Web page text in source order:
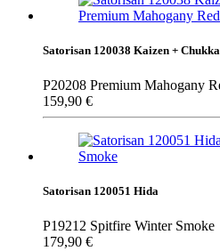
Satorisan 120038 Kaizen + Chukka
P20208 Premium Mahogany
159,90 €
Satorisan 120051 Hida
P19212 Spitfire Winter Smoke
179,90 €